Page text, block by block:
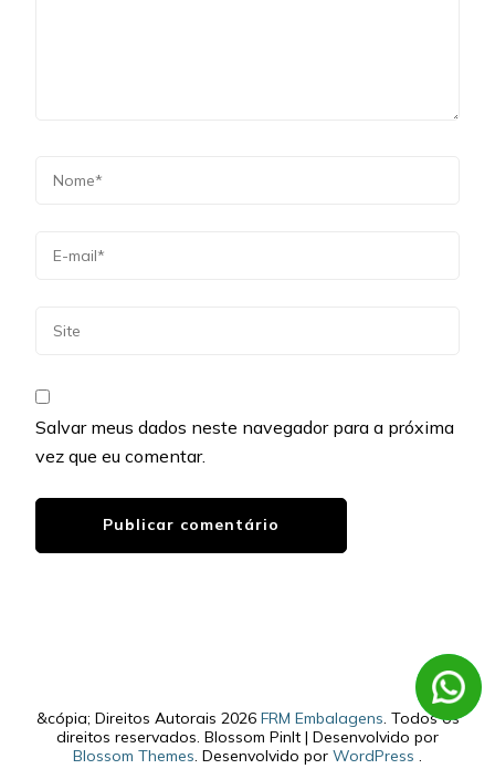
Salvar meus dados neste navegador para a próxima
vez que eu comentar.
&cópia; Direitos Autorais 2026 FRM Embalagens. Todos os
direitos reservados. Blossom PinIt | Desenvolvido por
Blossom Themes. Desenvolvido por WordPress .